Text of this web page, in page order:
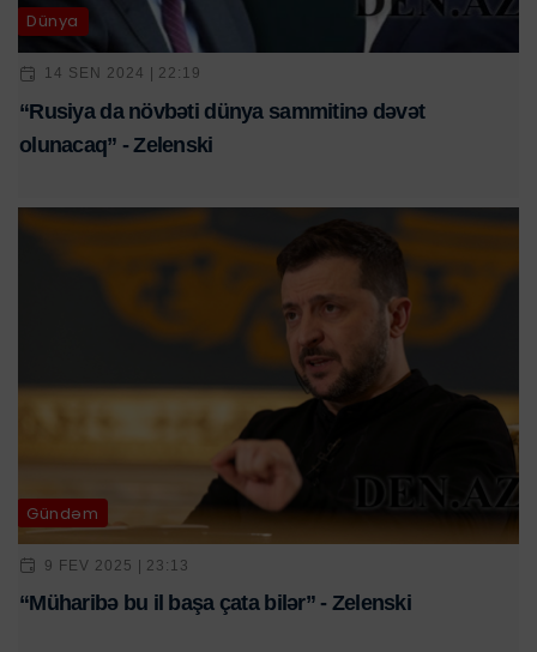
Dünya
14 SEN 2024 | 22:19
“Rusiya da növbəti dünya sammitinə dəvət
olunacaq” - Zelenski
Gündəm
9 FEV 2025 | 23:13
“Müharibə bu il başa çata bilər” - Zelenski